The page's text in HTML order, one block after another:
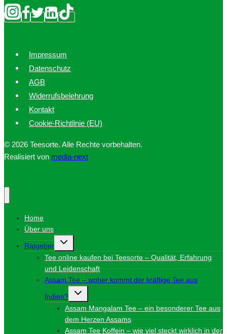
Impressum
Datenschutz
AGB
Widerrufsbelehrung
Kontakt
Cookie-Richtlinie (EU)
© 2026 Teesorte. Alle Rechte vorbehalten.
Realisiert von media-next
Home
Über uns
Ratgeber
Untermenü
Tee online kaufen bei Teesorte – Qualität, Erfahrung
und Leidenschaft
Assam Tee – woher kommt der kräftige Tee aus
Indien?
Untermenü
Assam Mangalam Tee – ein besonderer Tee aus
dem Herzen Assams
Assam Tee Koffein – wie viel steckt wirklich in der